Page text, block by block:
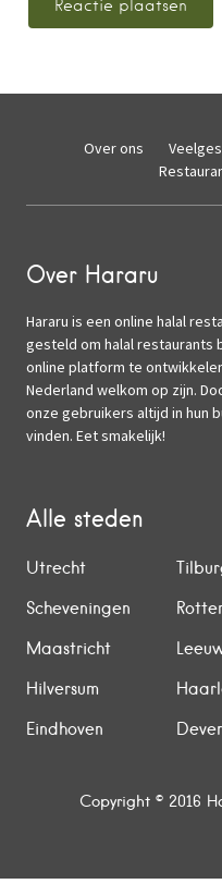
Over ons
Over Hararu
Hararu is een online halal
gesteld om halal restaurants
online platform te
Nederland welkom op zijn.
onze gebruikers altijd in hun
vinden. Eet smakelijk!
Alle steden
Utrecht
Scheveningen
Maastricht
Hilversum
Eindhoven
Copyright © 2016